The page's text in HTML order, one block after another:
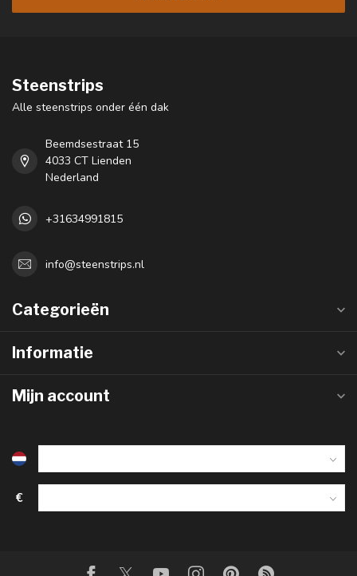
Steenstrips
Alle steenstrips onder één dak
Beemdsestraat 15
4033 CT Lienden
Nederland
+31634991815
info@steenstrips.nl
Categorieën
Informatie
Mijn account
€